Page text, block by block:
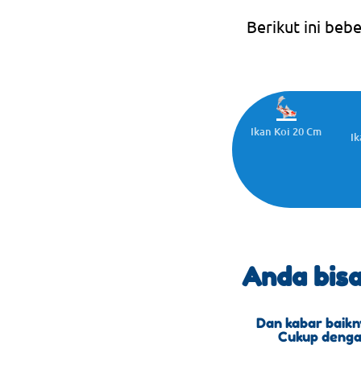
Berikut ini
Ikan Koi 20 Cm
Anda
Dan kabar
Cukup